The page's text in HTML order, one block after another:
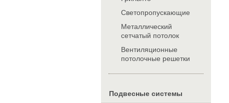
Светопропускающие
Металлический
сетчатый потолок
Вентиляционные
потолочные решетки
Подвесные системы